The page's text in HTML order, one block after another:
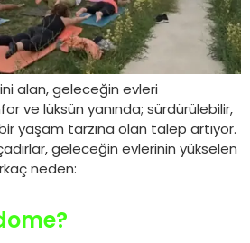
alan, geleceğin evleri
ve lüksün yanında; sürdürülebilir,
yaşam tarzına olan talep artıyor.
geleceğin evlerinin yükselen
neden: